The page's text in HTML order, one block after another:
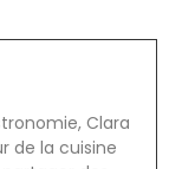
Clara
de la cuisine